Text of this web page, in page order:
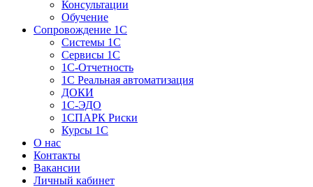
Консультации
Обучение
Сопровождение 1С
Системы 1С
Сервисы 1С
1C-Отчетность
1С Реальная автоматизация
ДОКИ
1C-ЭДО
1СПАРК Риски
Курсы 1С
О нас
Контакты
Вакансии
Личный кабинет